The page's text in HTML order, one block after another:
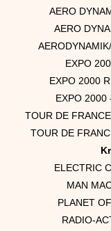
AERO
AERO
EXPO
EXPO 2000
EXPO 2000
TOUR DE
TOUR DE
ELECTRIC
MAN
PLANET
RADIO-